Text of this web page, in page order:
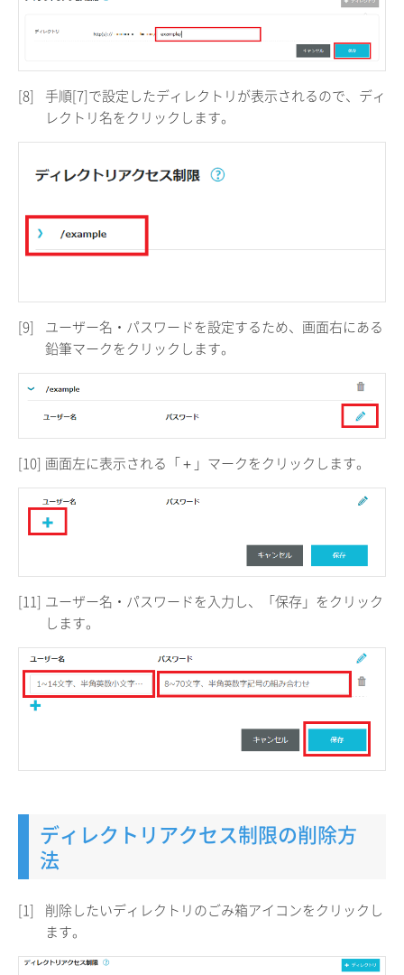
[8]
手順[7]で設定したディレクトリが表示されるので、ディ
レクトリ名をクリックします。
[9]
ユーザー名・パスワードを設定するため、画面右にある
鉛筆マークをクリックします。
[10] 画面左に表示される「＋」マークをクリックします。
[11] ユーザー名・パスワードを入力し、「保存」をクリック
します。
ディレクトリアクセス制限の削除方
法
[1]
削除したいディレクトリのごみ箱アイコンをクリックし
ます。